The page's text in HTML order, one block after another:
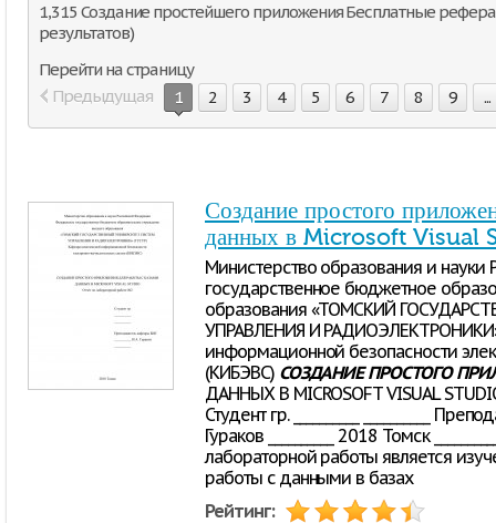
1,315 Создание простейшего приложения Бесплатные
результатов)
Перейти на страницу
Предыдущая
1 2 3 4 5 6 7 8 9 ...
Создание простого
данных в Microsoft Visual
Министерство образования и
государственное бюджетное
образования «ТОМСКИЙ
УПРАВЛЕНИЯ И
информационной безопасности
(КИБЭВС) СОЗДАНИЕ ПРОСТОГО
ДАННЫХ В MICROSOFT VISUAL
Студент гр. __________ __________
Гураков __________ 2018 Томск
лабораторной работы является
работы с данными в базах
Рейтинг: